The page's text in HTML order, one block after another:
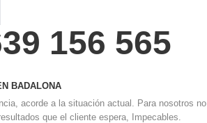
156 565
BADALONA
acorde a la situación actual. Para nosotros no
que el cliente espera, Impecables.